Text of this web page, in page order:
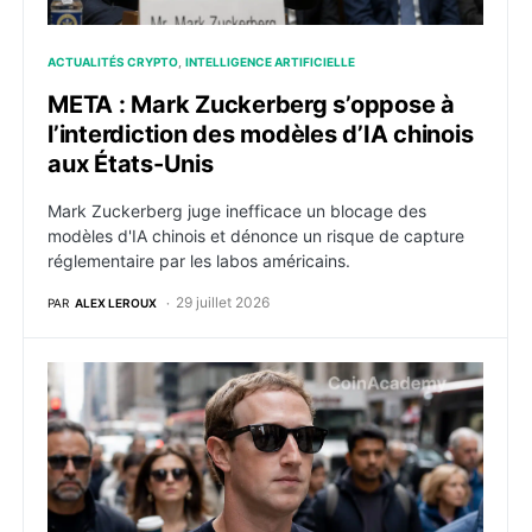
ACTUALITÉS CRYPTO INTELLIGENCE ARTIFICIELLE
META : Mark Zuckerberg s’oppose à
l’interdiction des modèles d’IA chinois
aux États-Unis
Mark Zuckerberg juge inefficace un blocage des
modèles d'IA chinois et dénonce un risque de capture
réglementaire par les labos américains.
PAR ALEX LEROUX 29 juillet 2026
Meta teste des lunettes IA “super sensing” qui